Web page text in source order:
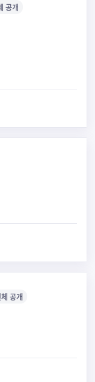
공개
공개